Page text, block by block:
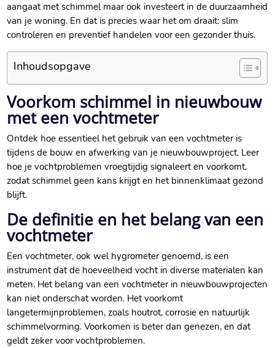
aangaat met schimmel maar ook investeert in de duurzaamheid
van je woning.​ En dat is precies waar het om draait: slim
controleren en preventief handelen voor een gezonder thuis.​
Inhoudsopgave
Voorkom schimmel in nieuwbouw
met een vochtmeter
Ontdek hoe essentieel het gebruik van een vochtmeter is
tijdens de bouw en afwerking van je nieuwbouwproject.​ Leer
hoe je vochtproblemen vroegtijdig signaleert en voorkomt,
zodat schimmel geen kans krijgt en het binnenklimaat gezond
blijft.​
De definitie en het belang van een
vochtmeter
Een vochtmeter, ook wel hygrometer genoemd, is een
instrument dat de hoeveelheid vocht in diverse materialen kan
meten.​ Het belang van een vochtmeter in nieuwbouwprojecten
kan niet onderschat worden.​ Het voorkomt
langetermijnproblemen, zoals houtrot, corrosie en natuurlijk
schimmelvorming.​ Voorkomen is beter dan genezen, en dat
geldt zeker voor vochtproblemen.​